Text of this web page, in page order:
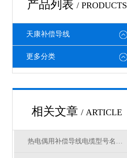
产品列表 / PRODUCTS
天康补偿导线
更多分类
相关文章 / ARTICLE
热电偶用补偿导线电缆型号名称的作用